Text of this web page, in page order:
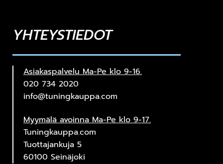
YHTEYSTIEDOT
Asiakaspalvelu Ma-Pe klo 9-16.
020 734 2020
info@tuningkauppa.com
Myymälä avoinna Ma-Pe klo 9-17.
Tuningkauppa.com
Tuottajankuja 5
60100 Seinäjoki